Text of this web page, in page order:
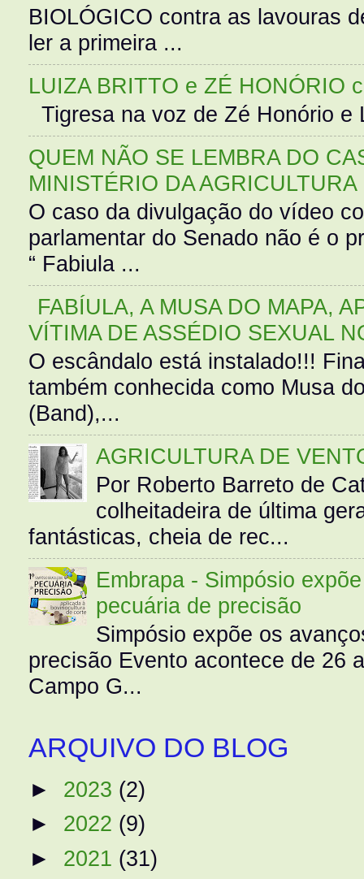
BIOLÓGICO contra as lavouras
ler a primeira ...
LUIZA BRITTO e ZÉ HONÓRIO
Tigresa na voz de Zé Honório
QUEM NÃO SE LEMBRA DO
MINISTÉRIO DA AGRICULTURA
O caso da divulgação do vídeo
parlamentar do Senado não é o
“ Fabiula ...
FABÍULA, A MUSA DO MAPA,
VÍTIMA DE ASSÉDIO SEXUAL
O escândalo está instalado!!!
também conhecida como Musa
(Band),...
AGRICULTURA DE
Por Roberto Barreto de
colheitadeira de última
fantásticas, cheia de rec...
Embrapa - Simpósio
pecuária de precisão
Simpósio expõe os
precisão Evento acontece de 26
Campo G...
ARQUIVO DO BLOG
► 2023 (2)
► 2022 (9)
► 2021 (31)